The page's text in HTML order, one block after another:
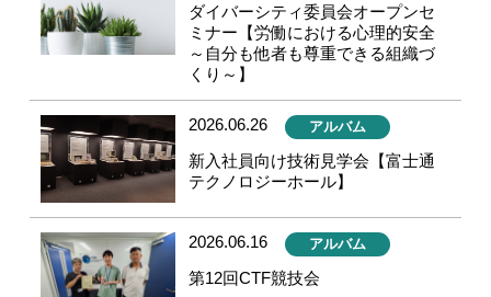
ダイバーシティ委員会オープンセ
ミナー【労働における心理的安全
～自分も他者も尊重できる組織づ
くり～】
2026.06.26 アルバム
新入社員向け技術見学会【富士通
テクノロジーホール】
2026.06.16 アルバム
第12回CTF競技会